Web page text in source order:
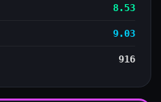
8.53
9.03
916